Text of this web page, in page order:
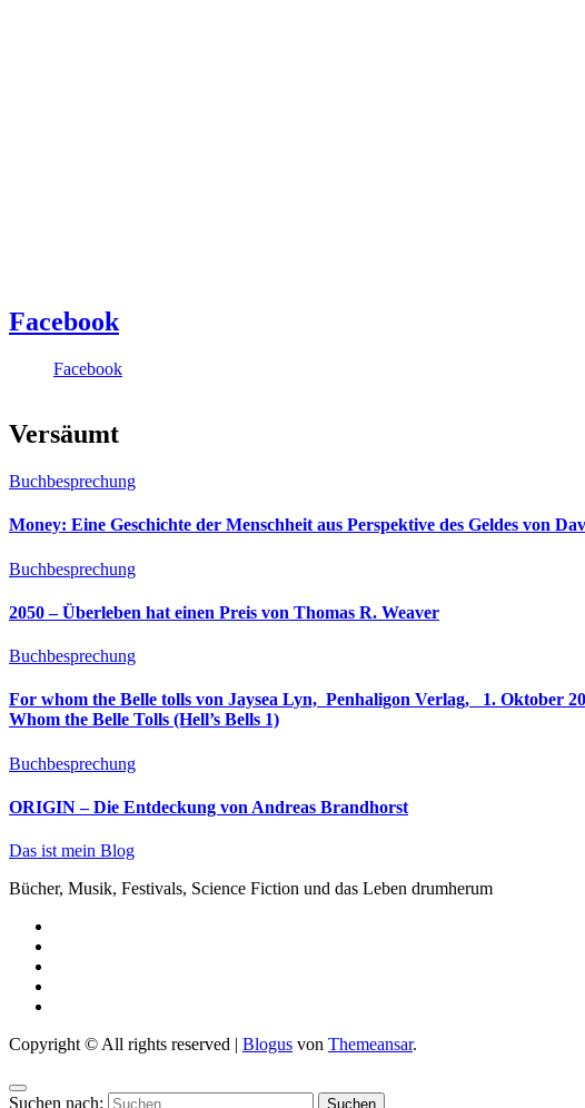
Facebook
Facebook
Versäumt
Buchbesprechung
Money: Eine Geschichte der Menschheit aus Perspektive des Geldes von
Buchbesprechung
2050 – Überleben hat einen Preis von Thomas R. Weaver
Buchbesprechung
For whom the Belle tolls von Jaysea Lyn, ‎ Penhaligon Verlag, ‎ 1. Oktober 2025, ‎ Deutsche Erstausgabe,
Whom the Belle Tolls (Hell’s Bells 1)
Buchbesprechung
ORIGIN – Die Entdeckung von Andreas Brandhorst
Das ist mein Blog
Bücher, Musik, Festivals, Science Fiction und das Leben drumherum
Copyright © All rights reserved | Blogus von Themeansar.
Suchen nach: